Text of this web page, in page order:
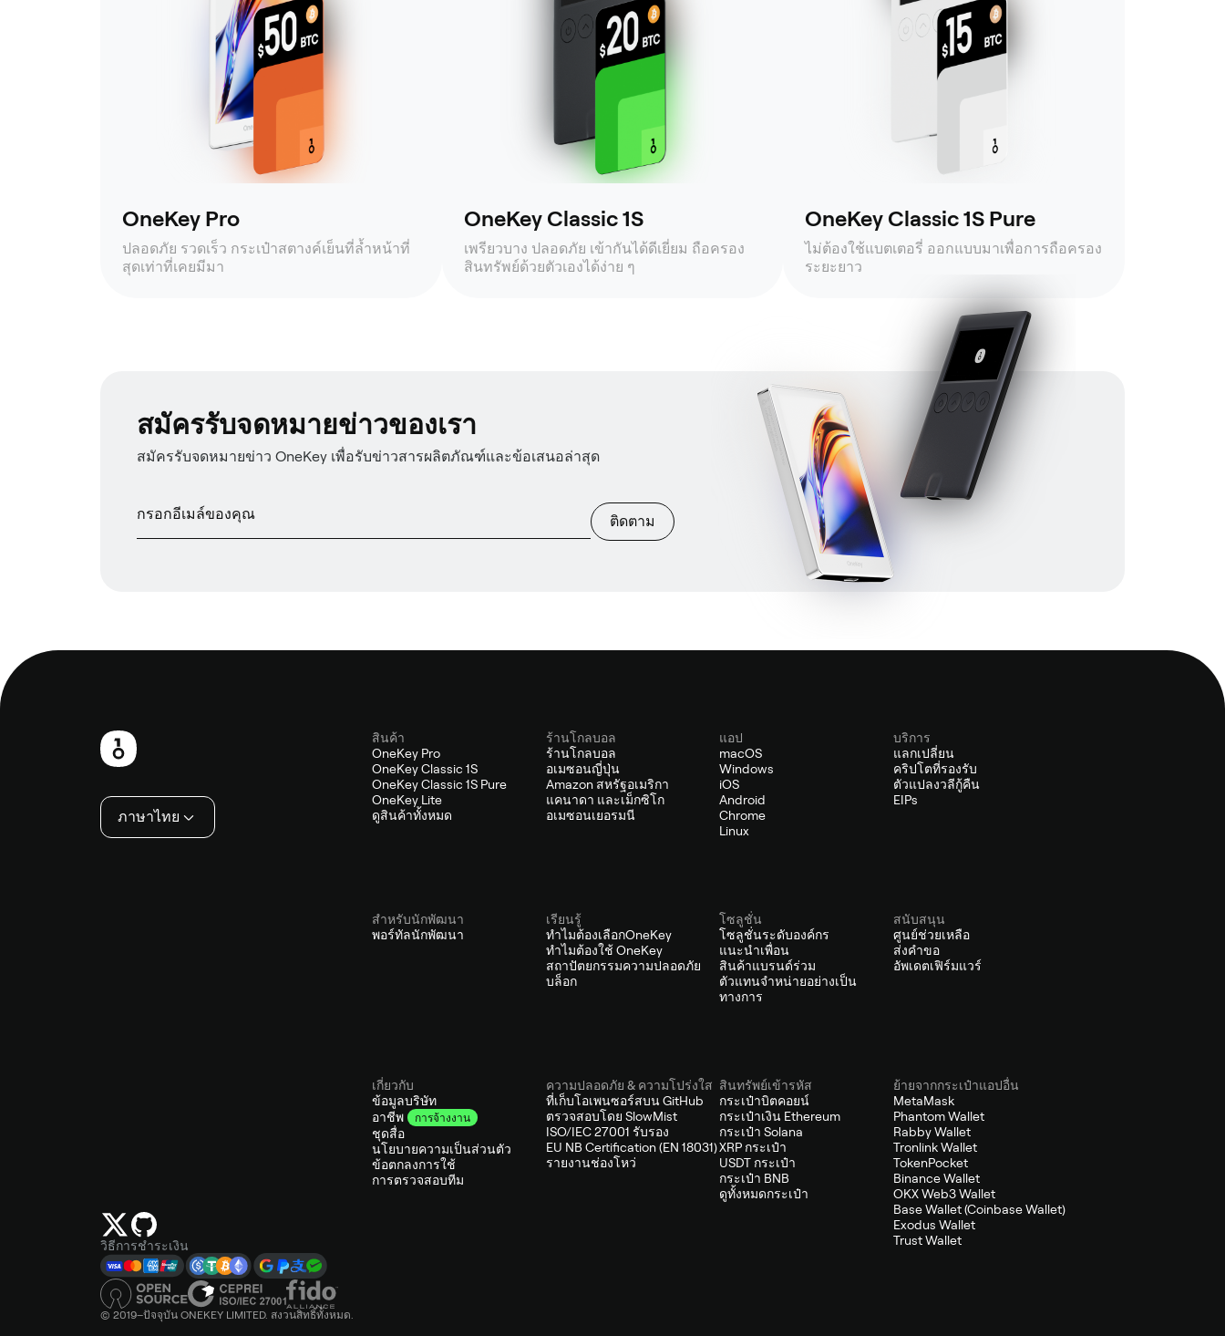
OneKey Pro
ปลอดภัย รวดเร็ว กระเป๋าสตางค์เย็นที่ล้ำหน้าที่
สุดเท่าที่เคยมีมา
OneKey Classic 1S
เพรียวบาง ปลอดภัย เข้ากันได้ดีเยี่ยม ถือครอง
สินทรัพย์ด้วยตัวเองได้ง่าย ๆ
OneKey Classic 1S Pure
ไม่ต้องใช้แบตเตอรี่ ออกแบบมาเพื่อการถือครอง
ระยะยาว
สมัครรับจดหมายข่าวของเรา
สมัครรับจดหมายข่าว OneKey เพื่อรับข่าวสารผลิตภัณฑ์และข้อเสนอล่าสุด
ติดตาม
ภาษาไทย
วิธีการชำระเงิน
© 2019–ปัจจุบัน ONEKEY LIMITED. สงวนสิทธิ์ทั้งหมด.
สินค้า
OneKey Pro
OneKey Classic 1S
OneKey Classic 1S Pure
OneKey Lite
ดูสินค้าทั้งหมด
ร้านโกลบอล
ร้านโกลบอล
อเมซอนญี่ปุ่น
Amazon สหรัฐอเมริกา
แคนาดา และเม็กซิโก
อเมซอนเยอรมนี
แอป
macOS
Windows
iOS
Android
Chrome
Linux
บริการ
แลกเปลี่ยน
คริปโตที่รองรับ
ตัวแปลงวลีกู้คืน
EIPs
สำหรับนักพัฒนา
พอร์ทัลนักพัฒนา
เรียนรู้
ทำไมต้องเลือกOneKey
ทำไมต้องใช้ OneKey
สถาปัตยกรรมความปลอดภัย
บล็อก
โซลูชั่น
โซลูชั่นระดับองค์กร
แนะนำเพื่อน
สินค้าแบรนด์ร่วม
ตัวแทนจำหน่ายอย่างเป็น
ทางการ
สนับสนุน
ศูนย์ช่วยเหลือ
ส่งคำขอ
อัพเดตเฟิร์มแวร์
เกี่ยวกับ
ข้อมูลบริษัท
อาชีพ
การจ้างงาน
ชุดสื่อ
นโยบายความเป็นส่วนตัว
ข้อตกลงการใช้
การตรวจสอบทีม
ความปลอดภัย & ความโปร่งใส
ที่เก็บโอเพนซอร์สบน GitHub
ตรวจสอบโดย SlowMist
ISO/IEC 27001 รับรอง
EU NB Certification (EN 18031)
รายงานช่องโหว่
สินทรัพย์เข้ารหัส
กระเป๋าบิตคอยน์
กระเป๋าเงิน Ethereum
กระเป๋า Solana
XRP กระเป๋า
USDT กระเป๋า
กระเป๋า BNB
ดูทั้งหมดกระเป๋า
ย้ายจากกระเป๋าแอปอื่น
MetaMask
Phantom Wallet
Rabby Wallet
Tronlink Wallet
TokenPocket
Binance Wallet
OKX Web3 Wallet
Base Wallet (Coinbase Wallet)
Exodus Wallet
Trust Wallet